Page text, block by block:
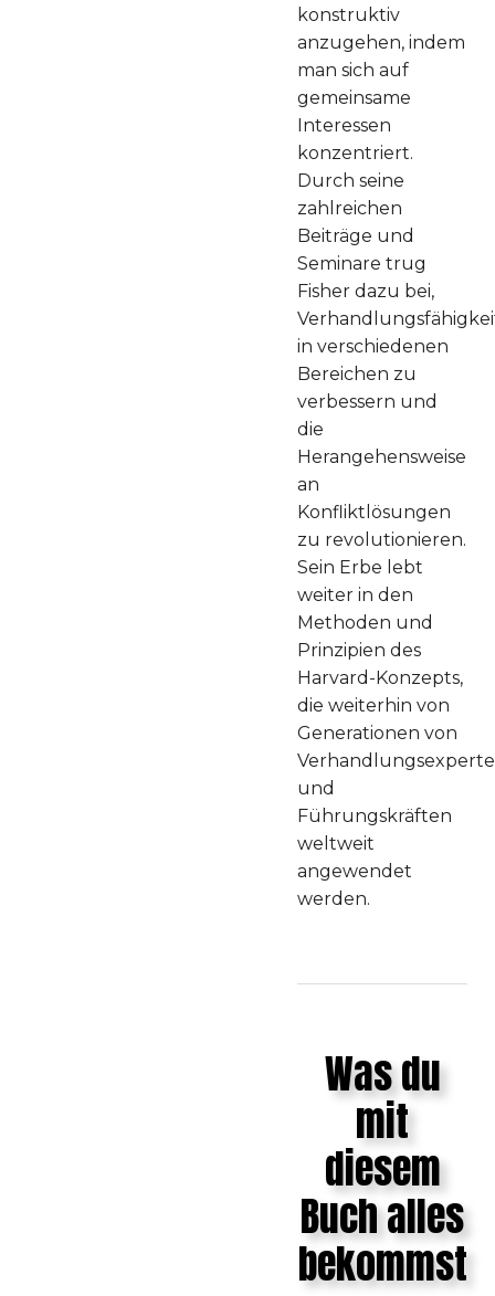
konstruktiv
anzugehen, indem
man sich auf
gemeinsame
Interessen
konzentriert.
Durch seine
zahlreichen
Beiträge und
Seminare trug
Fisher dazu bei,
in verschiedenen
Bereichen zu
verbessern und
die
Herangehensweise
an
Konfliktlösungen
zu revolutionieren.
Sein Erbe lebt
weiter in den
Methoden und
Prinzipien des
Harvard-Konzepts,
die weiterhin von
Generationen von
und
Führungskräften
weltweit
angewendet
werden.
Was du
mit
diesem
Buch alles
bekommst